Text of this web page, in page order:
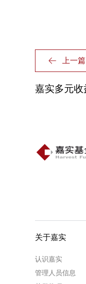
上一篇
嘉实多元
关于嘉实
认识嘉实
管理人员信息